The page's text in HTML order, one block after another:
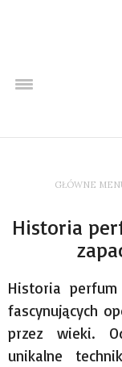
GŁÓWNE
Historia
Historia
fascynujących
przez wieki.
unikalne